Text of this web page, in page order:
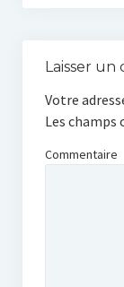
Laisser
Votre
Les champs
Commentaire